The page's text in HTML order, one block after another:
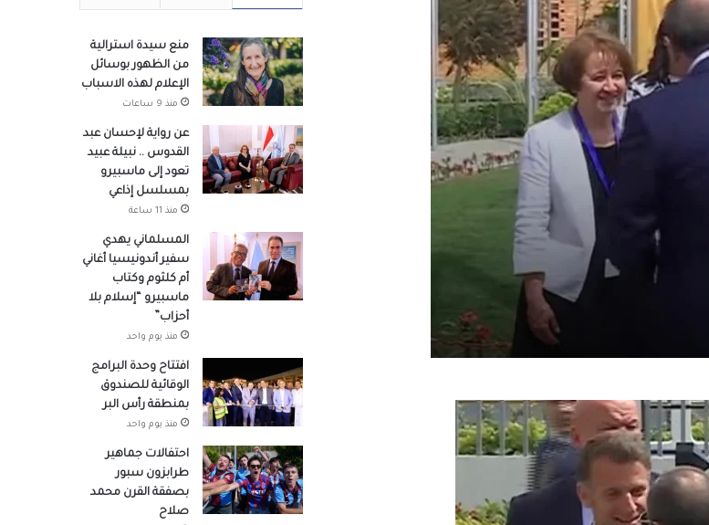
منع سيدة استرالية
من الظهور بوسائل
الإعلام لهذه الاسباب
منذ 9 ساعات
عن رواية لإحسان عبد
القدوس .. نبيلة عبيد
تعود إلى ماسبيرو
بمسلسل إذاعي
منذ 11 ساعة
المسلماني يهدي
سفير أندونيسيا أغاني
أم كلثوم وكتاب
ماسبيرو “إسلام بلا
أحزاب”
منذ يوم واحد
افتتاح وحدة البرامج
الوقائية للصندوق
بمنطقة رأس البر
منذ يوم واحد
احتفالات جماهير
طرابزون سبور
بصفقة القرن محمد
صلاح